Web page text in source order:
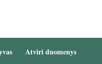
Atviri duomenys